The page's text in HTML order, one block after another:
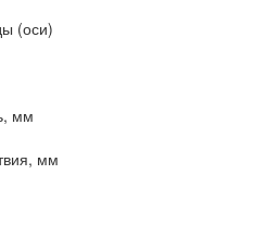
(оси)
мм
мм